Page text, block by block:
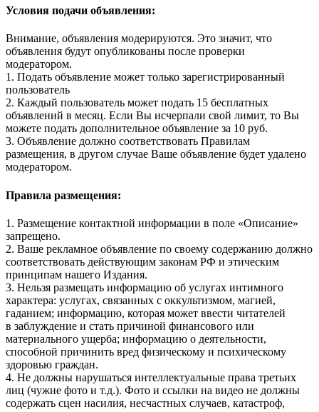
Условия подачи объявления:
Внимание, объявления модерируются. Это значит, что
объявления будут опубликованы после проверки
модератором.
1. Подать объявление может только зарегистрированный
пользователь
2. Каждый пользователь может подать 15 бесплатных
объявлений в месяц. Если Вы исчерпали свой лимит, то Вы
можете подать дополнительное объявление за 10 руб.
3. Объявление должно соответствовать Правилам
размещения, в другом случае Ваше объявление будет удалено
модератором.
Правила размещения:
1. Размещение контактной информации в поле «Описание»
запрещено.
2. Ваше рекламное объявление по своему содержанию должно
соответствовать действующим законам РФ и этическим
принципам нашего Издания.
3. Нельзя размещать информацию об услугах интимного
характера: услугах, связанных с оккультизмом, магией,
гаданием; информацию, которая может ввести читателей
в заблуждение и стать причиной финансового или
материального ущерба; информацию о деятельности,
способной причинить вред физическому и психическому
здоровью граждан.
4. Не должны нарушаться интеллектуальные права третьих
лиц (чужие фото и т.д.). Фото и ссылки на видео не должны
содержать сцен насилия, несчастных случаев, катастроф,